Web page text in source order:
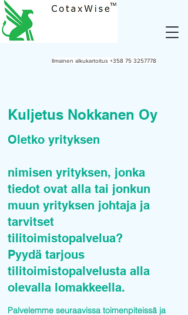
Ilmainen alkukartoitus +358 75 3257778
Kuljetus Nokkanen Oy
Oletko yrityksen
nimisen yrityksen, jonka
tiedot ovat alla tai jonkun
muun yrityksen johtaja ja
tarvitset
tilitoimistopalvelua?
Pyydä tarjous
tilitoimistopalvelusta alla
olevalla lomakkeella.
Palvelemme seuraavissa toimenpiteissä ja